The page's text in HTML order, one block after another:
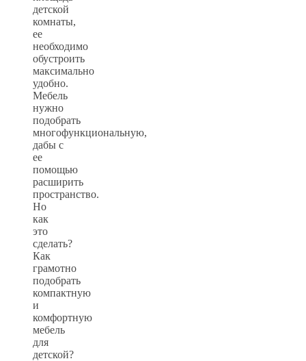
детской
комнаты,
ее
необходимо
обустроить
максимально
удобно.
Мебель
нужно
подобрать
многофункциональную,
дабы с
ее
помощью
расширить
пространство.
Но
как
это
сделать?
Как
грамотно
подобрать
компактную
и
комфортную
мебель
для
детской?